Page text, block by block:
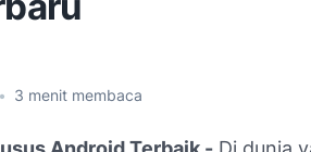
• 3 menit membaca